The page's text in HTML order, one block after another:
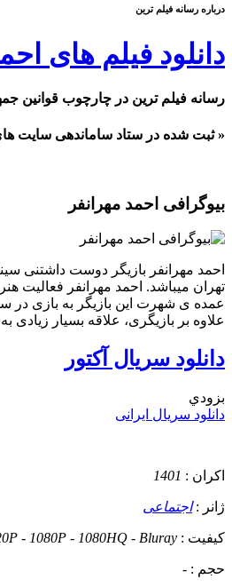
درباره رسانه فیلم ترین
دانلود فیلم های
رسانه فیلم ترین در چارچوب قوانین
« ثبت شده در ستاد ساماندهی سایت
بیوگرافی احمد مهرانفر
علاوه بر بازیگری، علاقه بسیار
دانلود سریال آکتور
بزودي
دانلود سریال ایرانی
اکران : 1401
ژانر :اجتماعی
کیفیت : - 1080P - 1080HQ - Bluray
حجم : -